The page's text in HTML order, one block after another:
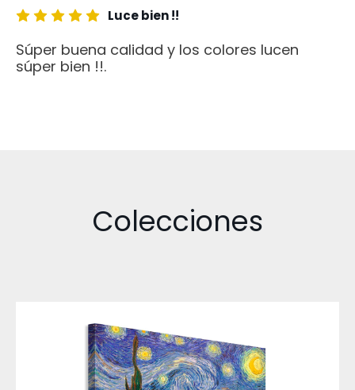
Luce bien !!
Súper buena calidad y los colores lucen
súper bien !!.
Colecciones